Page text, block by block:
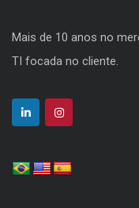
Mais de 10 anos no
TI focada no cliente.